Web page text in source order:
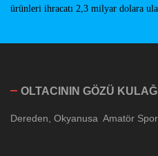
ürünleri ihracatı 2,3 milyar dolara
OLTACININ GÖZÜ
Dereden, Okyanusa Amatör